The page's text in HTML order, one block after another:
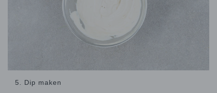
5. Dip maken